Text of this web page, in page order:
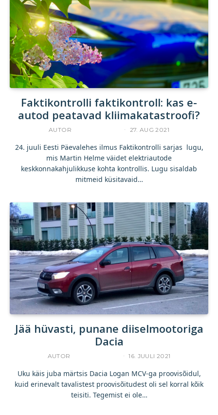
Faktikontrolli faktikontroll: kas e-
autod peatavad kliimakatastroofi?
AUTOR 27. AUG 2021
24. juuli Eesti Päevalehes ilmus Faktikontrolli sarjas lugu,
mis Martin Helme väidet elektriautode
keskkonnakahjulikkuse kohta kontrollis. Lugu sisaldab
mitmeid küsitavaid…
Jää hüvasti, punane diiselmootoriga
Dacia
AUTOR 16. JUULI 2021
Uku käis juba märtsis Dacia Logan MCV-ga proovisõidul,
kuid erinevalt tavalistest proovisõitudest oli sel korral kõik
teisiti. Tegemist ei ole…